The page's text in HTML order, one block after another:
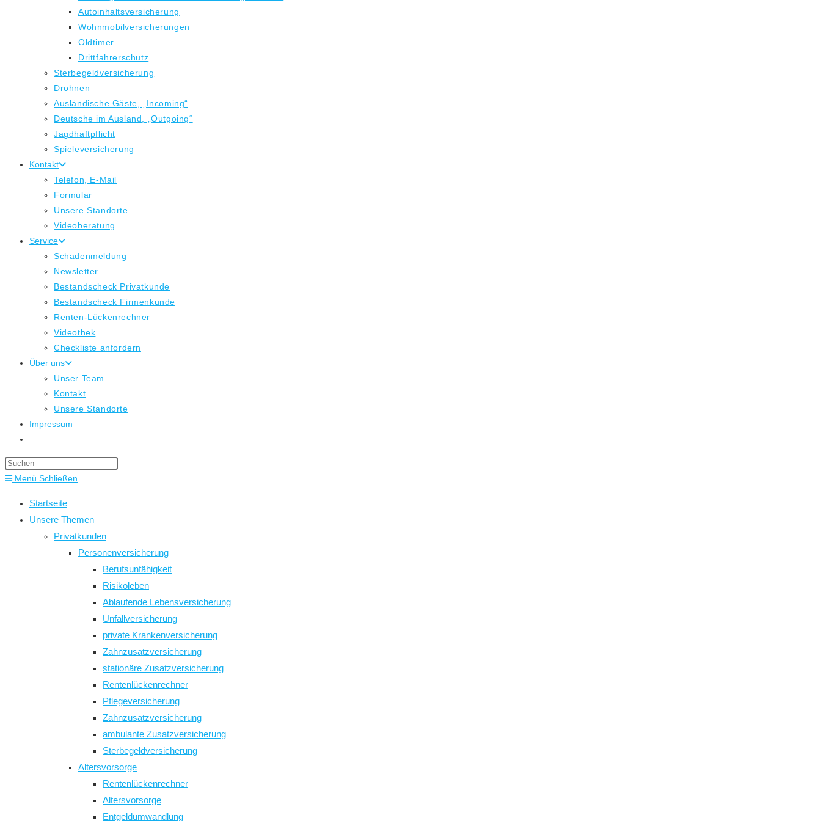
Autoinhaltsversicherung
Wohnmobilversicherungen
Oldtimer
Drittfahrerschutz
Sterbegeldversicherung
Drohnen
Ausländische Gäste, „Incoming“
Deutsche im Ausland, „Outgoing“
Jagdhaftpflicht
Spieleversicherung
Kontakt
Telefon, E-Mail
Formular
Unsere Standorte
Videoberatung
Service
Schadenmeldung
Newsletter
Bestandscheck Privatkunde
Bestandscheck Firmenkunde
Renten-Lückenrechner
Videothek
Checkliste anfordern
Über uns
Unser Team
Kontakt
Unsere Standorte
Impressum
umschalten
panel.
Menü Schließen
Startseite
Unsere Themen
Privatkunden
Personenversicherung
Berufsunfähigkeit
Risikoleben
Ablaufende Lebensversicherung
Unfallversicherung
private Krankenversicherung
Zahnzusatzversicherung
stationäre Zusatzversicherung
Rentenlückenrechner
Pflegeversicherung
Zahnzusatzversicherung
ambulante Zusatzversicherung
Sterbegeldversicherung
Altersvorsorge
Rentenlückenrechner
Altersvorsorge
Entgeldumwandlung